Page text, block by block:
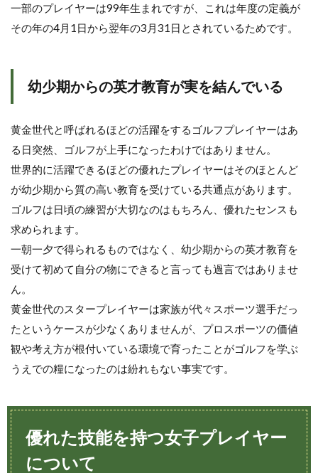
る
黄
一部のプレイヤーは99年生まれですが、これは年度の定義が
その年の4月1日から翌年の3月31日とされているためです。
幼少期からの英才教育が実を結んでいる
黄金世代と呼ばれるほどの活躍をするゴルフプレイヤーはあ
る日突然、ゴルフが上手になったわけではありません。
世界的に活躍できるほどの優れたプレイヤーはそのほとんど
が幼少期から質の高い教育を受けている共通点があります。
ゴルフは日頃の練習が大切なのはもちろん、優れたセンスも
求められます。
一朝一夕で得られるものではなく、幼少期からの英才教育を
受けて初めて自分の物にできると言っても過言ではありませ
ん。
黄金世代のスタープレイヤーは家族が代々スポーツ選手だっ
たというケースが少なくありませんが、プロスポーツの価値
観や考え方が根付いている環境で育ったことがゴルフを学ぶ
うえでの糧になったのは紛れもない事実です。
優れた技能を持つ女子プレイヤー
について